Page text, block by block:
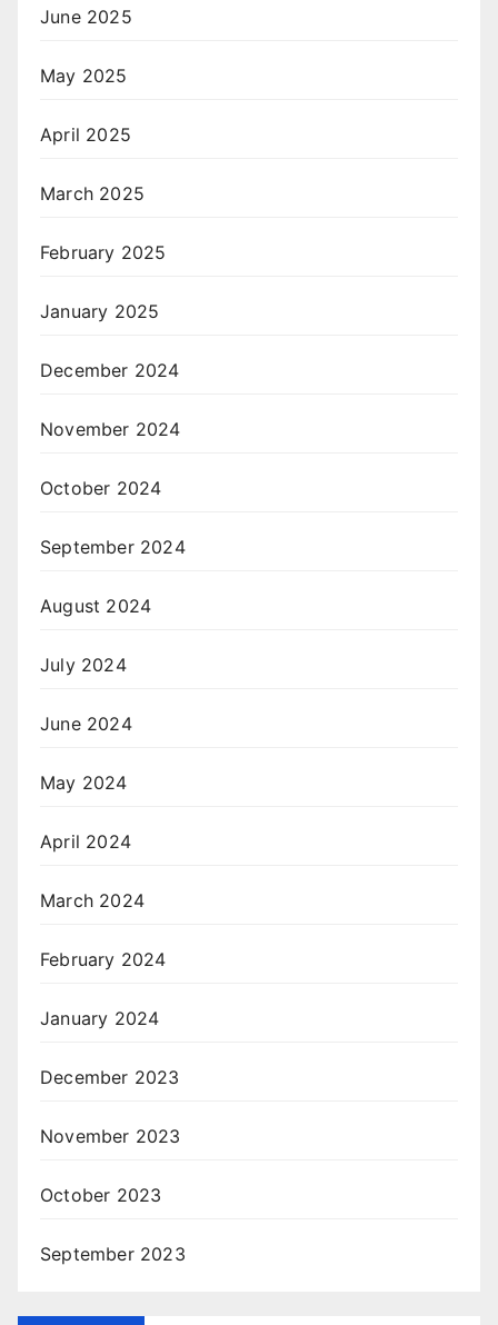
June 2025
May 2025
April 2025
March 2025
February 2025
January 2025
December 2024
November 2024
October 2024
September 2024
August 2024
July 2024
June 2024
May 2024
April 2024
March 2024
February 2024
January 2024
December 2023
November 2023
October 2023
September 2023